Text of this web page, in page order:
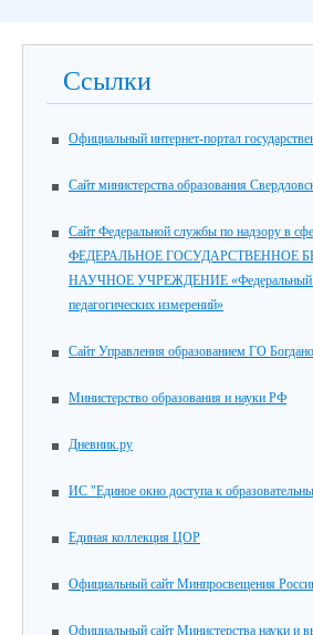
Ссылки
Официальный интернет-портал
Cайт министерства образования
Cайт Федеральной службы по надзору в
ФЕДЕРАЛЬНОЕ ГОСУДАРСТВЕННОЕ
НАУЧНОЕ УЧРЕЖДЕНИЕ «Федеральный
педагогических измерений»
Сайт Управления образованием ГО
Министерство образования и науки РФ
Дневник.ру
ИС "Единое окно доступа к
Единая коллекция ЦОР
Официальный сайт Минпросвещения
Официальный сайт Министерства науки и